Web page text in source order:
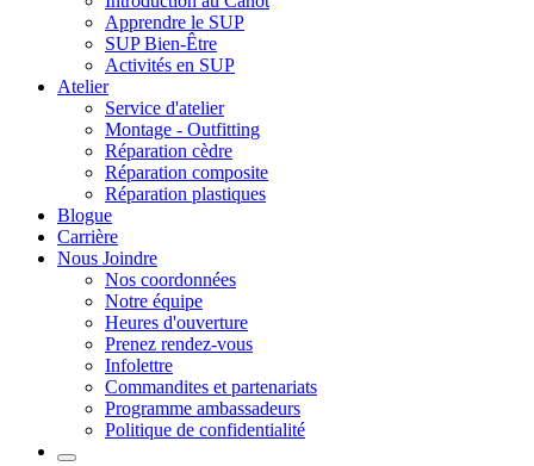
Apprendre le SUP
SUP Bien-Être
Activités en SUP
Atelier
Service d'atelier
Montage - Outfitting
Réparation cèdre
Réparation composite
Réparation plastiques
Blogue
Carrière
Nous Joindre
Nos coordonnées
Notre équipe
Heures d'ouverture
Prenez rendez-vous
Infolettre
Commandites et partenariats
Programme ambassadeurs
Politique de confidentialité